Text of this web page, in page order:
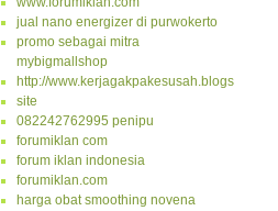
jual nano energizer di purwokerto
promo sebagai mitra
mybigmallshop
http://www.kerjagakpakesusah.blogspot.com/
site
082242762995 penipu
forumiklan com
forum iklan indonesia
forumiklan.com
harga obat smoothing novena